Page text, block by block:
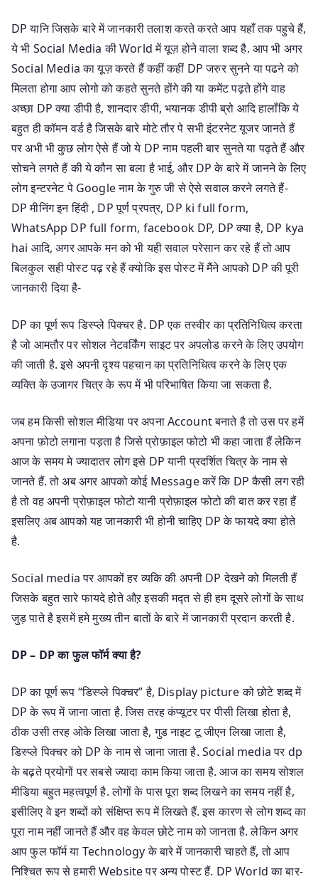
DP यानि जिसके बारे में जानकारी तलाश करते करते आप यहाँ तक पहुचे हैं,
ये भी Social Media की World में यूज़ होने वाला शब्द है. आप भी अगर
Social Media का यूज़ करते हैं कहीं कहीं DP जरुर सुनने या पढने को
मिलता होगा आप लोगो को कहते सुनते होंगे की या कमेंट पढ़ते होंगे वाह
अच्छा DP क्या डीपी है, शानदार डीपी, भयानक डीपी ब्रो आदि हालाँकि ये
बहुत ही कॉमन वर्ड है जिसके बारे मोटे तौर पे सभी इंटरनेट यूजर जानते हैं
पर अभी भी कुछ लोग ऐसे हैं जो ये DP नाम पहली बार सुनते या पढ़ते हैं और
सोचने लगते हैं की ये कौन सा बला है भाई, और DP के बारे में जानने के लिए
लोग इन्टरनेट पे Google नाम के गुरु जी से ऐसे सवाल करने लगते हैं-
DP मीनिंग इन हिंदी , DP पूर्ण प्रपत्र, DP ki full form,
WhatsApp DP full form, facebook DP, DP क्या है, DP kya
hai आदि, अगर आपके मन को भी यही सवाल परेसान कर रहे हैं तो आप
बिलकुल सही पोस्ट पढ़ रहे हैं क्योकि इस पोस्ट में मैंने आपको DP की पूरी
जानकारी दिया है-
DP का पूर्ण रूप डिस्प्ले पिक्चर है. DP एक तस्वीर का प्रतिनिधित्व करता
है जो आमतौर पर सोशल नेटवर्किंग साइट पर अपलोड करने के लिए उपयोग
की जाती है. इसे अपनी दृश्य पहचान का प्रतिनिधित्व करने के लिए एक
व्यक्ति के उजागर चित्र के रूप में भी परिभाषित किया जा सकता है.
जब हम किसी सोशल मीडिया पर अपना Account बनाते है तो उस पर हमें
अपना फ़ोटो लगाना पड़ता है जिसे प्रोफ़ाइल फोटो भी कहा जाता हैं लेकिन
आज के समय मे ज्यादातर लोग इसे DP यानी प्रदर्शित चित्र के नाम से
जानते हैं. तो अब अगर आपको कोई Message करें कि DP कैसी लग रही
है तो वह अपनी प्रोफ़ाइल फोटो यानी प्रोफ़ाइल फोटो की बात कर रहा हैं
इसलिए अब आपको यह जानकारी भी होनी चाहिए DP के फायदे क्या होते
है.
Social media पर आपकों हर व्यकि की अपनी DP देखने को मिलती हैं
जिसके बहुत सारे फायदे होते औऱ इसकी मद्त से ही हम दूसरे लोगों के साथ
जुड़ पाते है इसमें हमे मुख्य तीन बातों के बारे में जानकारी प्रदान करती है.
DP – DP का फुल फॉर्म क्या है?
DP का पूर्ण रूप “डिस्प्ले पिक्चर” है, Display picture को छोटे शब्द में
DP के रूप में जाना जाता है. जिस तरह कंप्यूटर पर पीसी लिखा होता है,
ठीक उसी तरह ओके लिखा जाता है, गुड नाइट टू जीएन लिखा जाता है,
डिस्प्ले पिक्चर को DP के नाम से जाना जाता है. Social media पर dp
के बढ़ते प्रयोगों पर सबसे ज्यादा काम किया जाता है. आज का समय सोशल
मीडिया बहुत महत्वपूर्ण है. लोगों के पास पूरा शब्द लिखने का समय नहीं है,
इसीलिए वे इन शब्दों को संक्षिप्त रूप में लिखते हैं. इस कारण से लोग शब्द का
पूरा नाम नहीं जानते हैं और वह केवल छोटे नाम को जानता है. लेकिन अगर
आप फुल फॉर्म या Technology के बारे में जानकारी चाहते हैं, तो आप
निश्चित रूप से हमारी Website पर अन्य पोस्ट हैं. DP World का बार-